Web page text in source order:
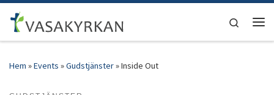
Hoppa till innehåll
Search
Hem »Events »Gudstjänster»Inside Out